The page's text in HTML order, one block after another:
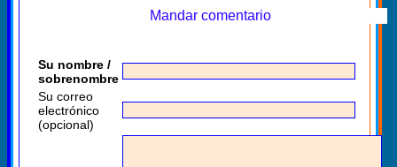
Mandar comentario
Su nombre /
sobrenombre
Su correo
electrónico
(opcional)